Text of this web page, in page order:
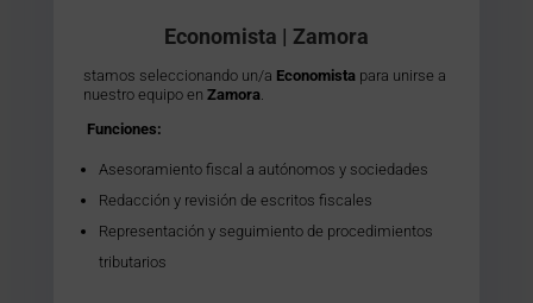
Economista | Zamora
stamos seleccionando un/a Economista para unirse a
nuestro equipo en Zamora
Funciones:
Asesoramiento fiscal a autónomos y sociedades
Redacción y revisión de escritos fiscales
Representación y seguimiento de procedimientos
tributarios